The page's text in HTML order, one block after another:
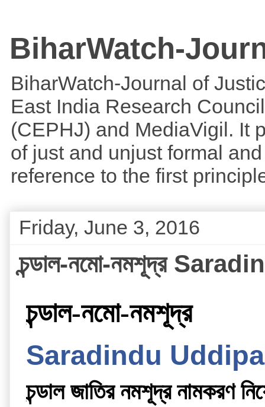
BiharWatch-
BiharWatch-Journal of
East India Research
(CEPHJ) and MediaVigil. It
of just and unjust formal
reference to the first
Friday, June 3, 2016
চন্ডাল-নমো-নমশূদ্র
চন্ডাল-নমো-নমশূদ্র
Saradindu
চন্ডাল জাতির নমশূদ্র নামকরণ